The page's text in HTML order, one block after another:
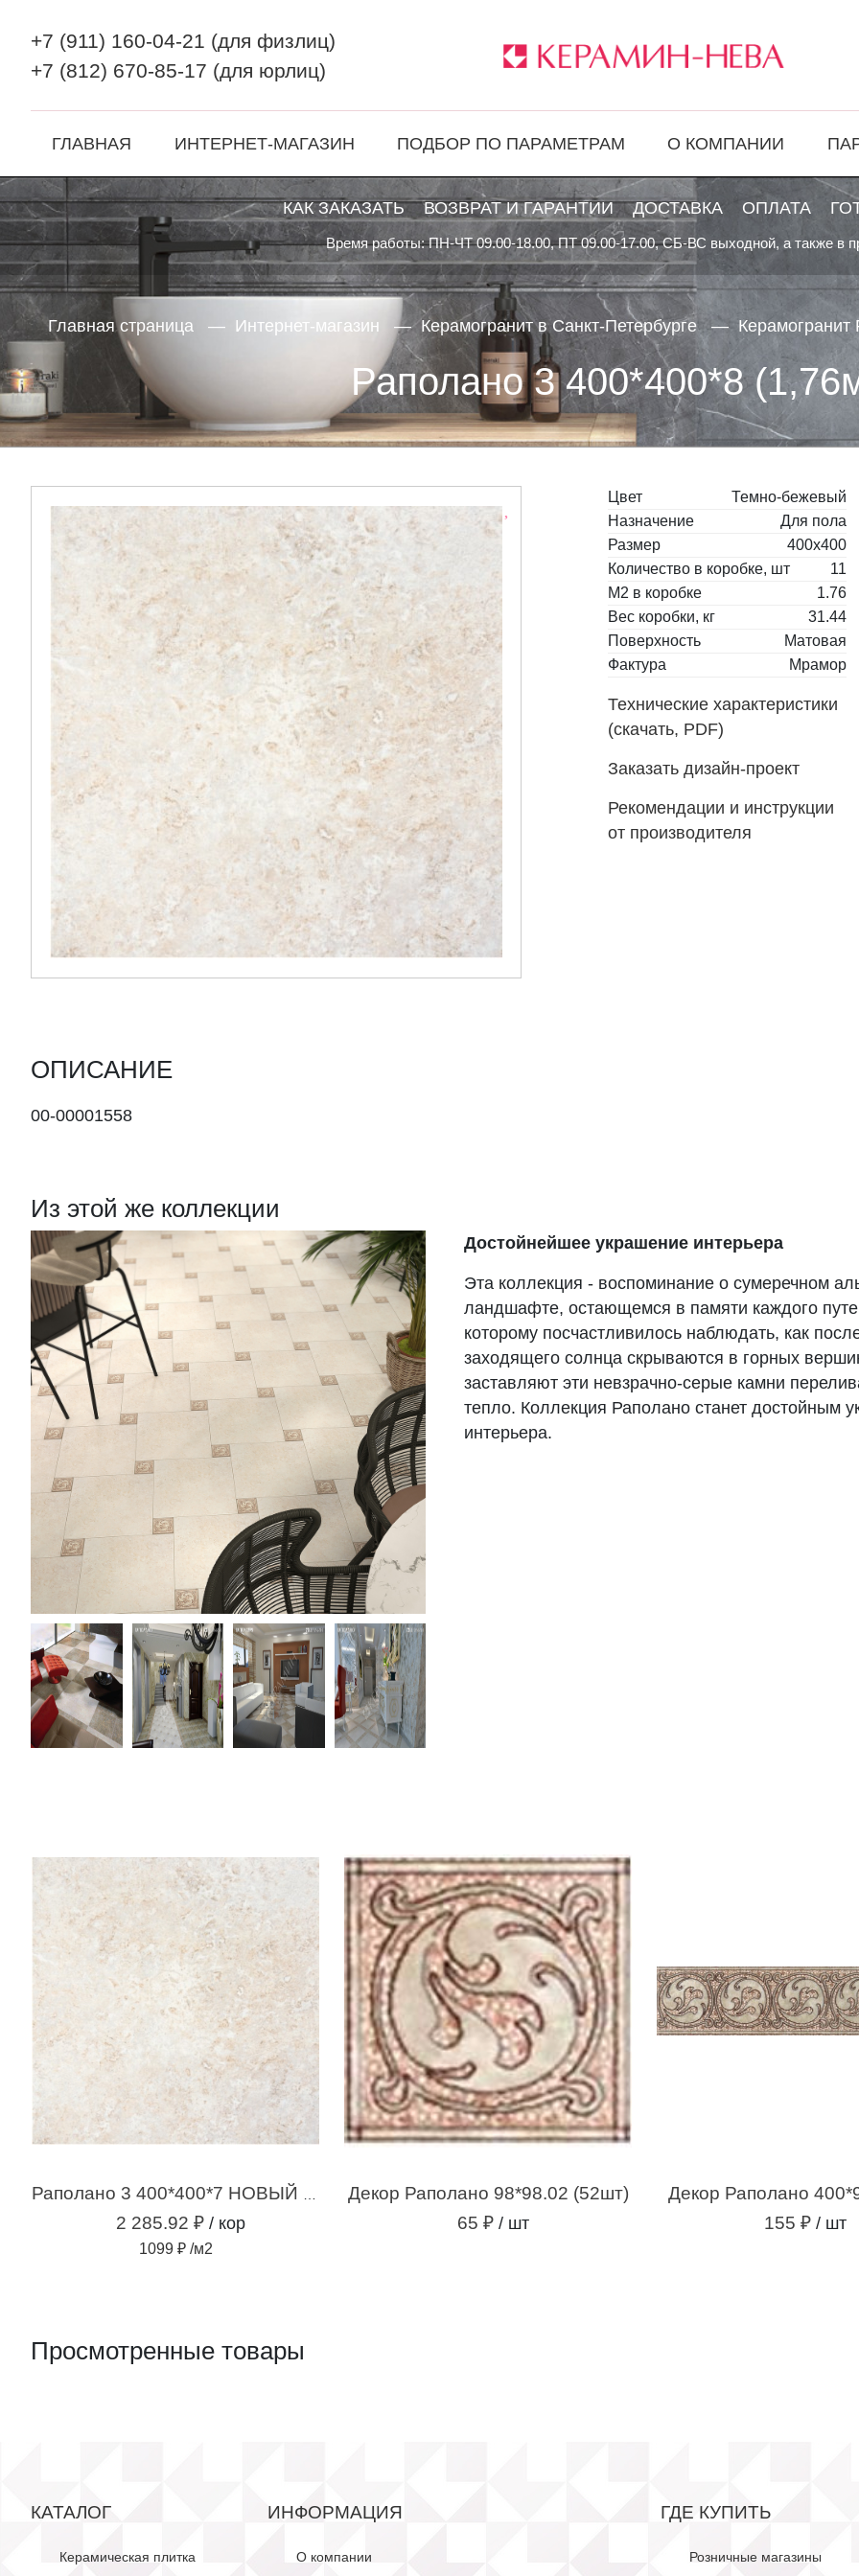
+7 (911) 160-04-21 (для физлиц)
+7 (812) 670-85-17 (для юрлиц)
ГЛАВНАЯ ИНТЕРНЕТ-МАГАЗИН ПОДБОР ПО ПАРАМЕТРАМ О КОМПАНИИ
КАК ЗАКАЗАТЬ ВОЗВРАТ И ГАРАНТИИ ДОСТАВКА ОПЛАТА
Время работы: ПН-ЧТ 09.00-18.00, ПТ 09.00-17.00, СБ-ВС выходной, а также в
Главная страница Интернет-магазин Керамогранит в Санкт-Петербурге Керамогранит
Раполано 3 400*400*8
Цвет
Темно-бежевый
Назначение
Для пола
Размер
400x400
Количество в коробке, шт
11
М2 в коробке
1.76
Вес коробки, кг
31.44
Поверхность
Матовая
Фактура
Мрамор
Технические характеристики
(скачать, PDF)
Заказать дизайн-проект
Рекомендации и инструкции
от производителя
ОПИСАНИЕ
00-00001558
Из этой же коллекции
Достойнейшее украшение интерьера
Эта коллекция - воспоминание о сумеречном
ландшафте, остающемся в памяти каждого
которому посчастливилось наблюдать, как
заходящего солнца скрываются в горных
заставляют эти невзрачно-серые камни
тепло. Коллекция Раполано станет достойным
интерьера.
2 285.92 ₽ / кор
1099 ₽ /м2
Декор Раполано 98*98.02 (52шт)
65 ₽ / шт
Декор Раполано
155 ₽ / шт
Просмотренные товары
КАТАЛОГ
Керамическая плитка
ИНФОРМАЦИЯ
О компании
ГДЕ КУПИТЬ
Розничные магазины